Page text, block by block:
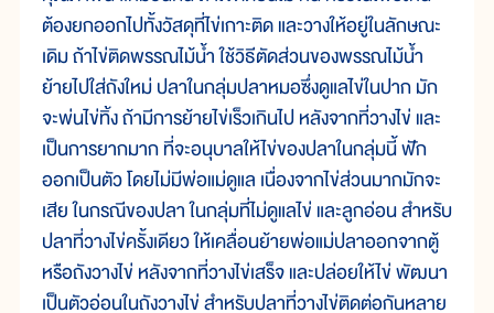
ต้องยกออกไปทั้งวัสดุที่ไข่เกาะติด และวางให้อยู่ในลักษณะ
เดิม ถ้าไข่ติดพรรณไม้น้ำ ใช้วิธีตัดส่วนของพรรณไม้น้ำ
ย้ายไปใส่ถังใหม่ ปลาในกลุ่มปลาหมอซึ่งดูแลไข่ในปาก มัก
จะพ่นไข่ทิ้ง ถ้ามีการย้ายไข่เร็วเกินไป หลังจากที่วางไข่ และ
เป็นการยากมาก ที่จะอนุบาลให้ไข่ของปลาในกลุ่มนี้ ฟัก
ออกเป็นตัว โดยไม่มีพ่อแม่ดูแล เนื่องจากไข่ส่วนมากมักจะ
เสีย ในกรณีของปลา ในกลุ่มที่ไม่ดูแลไข่ และลูกอ่อน สำหรับ
ปลาที่วางไข่ครั้งเดียว ให้เคลื่อนย้ายพ่อแม่ปลาออกจากตู้
หรือถังวางไข่ หลังจากที่วางไข่เสร็จ และปล่อยให้ไข่ พัฒนา
เป็นตัวอ่อนในถังวางไข่ สำหรับปลาที่วางไข่ติดต่อกันหลาย